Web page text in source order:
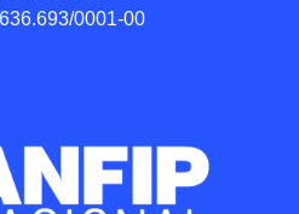
0001-00